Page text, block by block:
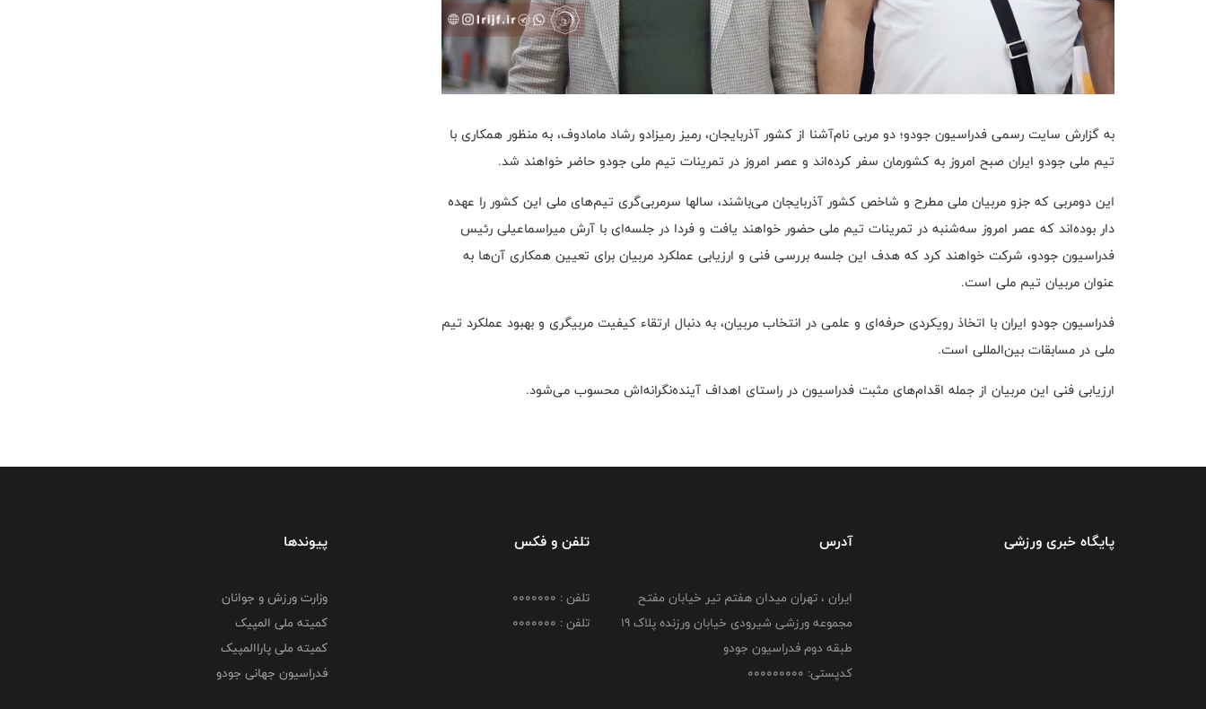
به گزارش سایت رسمی فدراسیون جودو؛ دو مربی نام‌آشنا از کشور آذربایجان، رمیز رمیزادو رشاد مامادوف، به منظور همکاری با
تیم ملی جودو ایران صبح امروز به کشورمان سفر کرده‌اند و عصر امروز در تمرینات تیم ملی جودو حاضر خواهند شد.
این دو‌مربی که جزو مربیان ملی مطرح و شاخص کشور آذربایجان می‌باشند، سالها سرمربی‌گری تیم‌های ملی این کشور را عهده
دار بوده‌اند که عصر امروز سه‌شنبه در تمرینات تیم ملی حضور خواهند یافت و فردا در جلسه‌ای با آرش میراسماعیلی رئیس
فدراسیون جودو، شرکت خواهند کرد که هدف این جلسه بررسی فنی و ارزیابی عملکرد مربیان برای تعیین همکاری آن‌ها به
عنوان مربیان تیم ملی است.
فدراسیون جودو ایران با اتخاذ رویکردی حرفه‌ای و علمی در انتخاب مربیان، به دنبال ارتقاء کیفیت مربیگری و بهبود عملکرد تیم
ملی در مسابقات بین‌المللی است.
ارزیابی فنی این مربیان از جمله اقدام‌های مثبت فدراسیون در راستای اهداف آینده‌نگرانه‌اش محسوب می‌شود.
پایگاه خبری ورزشی آدرس
ایران ، تهران میدان هفتم تیر خیابان مفتح
مجموعه ورزشی شیرودی خیابان ورزنده پلاک ۱۹
طبقه دوم فدراسیون جودو
کدپستی: 000000000
تلفن و فکس
تلفن : 0000000
تلفن : 0000000
پیوندها
وزارت ورزش و جوانان
کمیته ملی المپیک
کمیته ملی پاراالمپیک
فدراسیون جهانی جودو